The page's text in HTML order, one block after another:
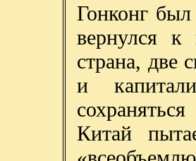
Гонконг был
вернулся к
страна, две
и
Китай